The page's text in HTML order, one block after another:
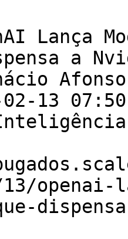
Lança
a
13
openai-